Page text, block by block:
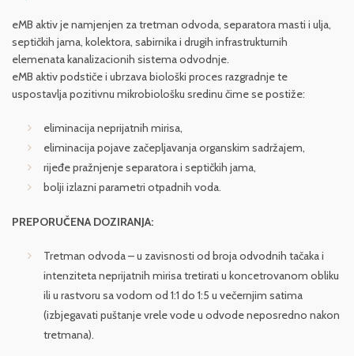
eMB aktiv je namjenjen za tretman odvoda, separatora masti i ulja,
septičkih jama, kolektora, sabirnika i drugih infrastrukturnih
elemenata kanalizacionih sistema odvodnje.
eMB aktiv podstiče i ubrzava biološki proces razgradnje te
uspostavlja pozitivnu mikrobiološku sredinu čime se postiže:
eliminacija neprijatnih mirisa,
eliminacija pojave začepljavanja organskim sadržajem,
rijeđe pražnjenje separatora i septičkih jama,
bolji izlazni parametri otpadnih voda.
PREPORUČENA DOZIRANJA:
Tretman odvoda – u zavisnosti od broja odvodnih tačaka i
intenziteta neprijatnih mirisa tretirati u koncetrovanom obliku
ili u rastvoru sa vodom od 1:1 do 1:5 u večernjim satima
(izbjegavati puštanje vrele vode u odvode neposredno nakon
tretmana).